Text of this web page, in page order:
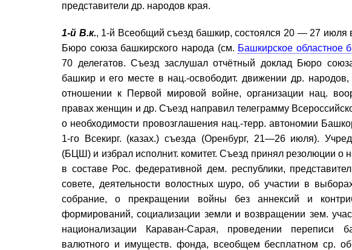
представители др. народов края.
1-й В.к., 1-й Всеобщий съезд башкир, состоялся 20 — 27 июля
Бюро союза башкирского народа (см. Башкирское областное
70 делегатов. Съезд заслушал отчётный доклад Бюро
башкир и его месте в нац.-освободит. движении др.
отношении к Первой мировой войне, организации нац.
правах женщин и др. Съезд направил телеграмму
о необходимости провозглашения нац.-терр. автономии
1-го Всекирг. (казах.) съезда (Оренбург, 21—26 июля).
(БЦШ) и избрал исполнит. комитет. Съезд принял резолюции о
в составе Рос. федеративной дем. республики,
совете, деятельности волостных шуро, об участии в
собрание, о прекращении войны без аннексий и
формирований, социализации земли и возвращении зем.
национализации Караван-Сарая, проведении переписи
валютного и имуществ. фонда, всеобщем бесплатном ср.